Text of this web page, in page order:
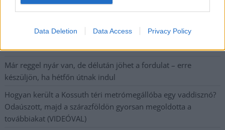
Data Deletion Data Access Privacy Policy
A SZOL24 legfrissebb 24 cikke
Szalagkorlátnak csapódott egy autó a 4-es főúton, Szajolnál
történt a baleset
Már reggel nyár van, de délután jöhet a fordulat – erre
készüljön, ha hétfőn útnak indul
Hogyan került a Kossuth téri metrómegállóba egy vaddisznó?
Odaúszott, majd a szárazföldön gyorsan megoldotta a
továbbiakat (VIDEÓVAL)